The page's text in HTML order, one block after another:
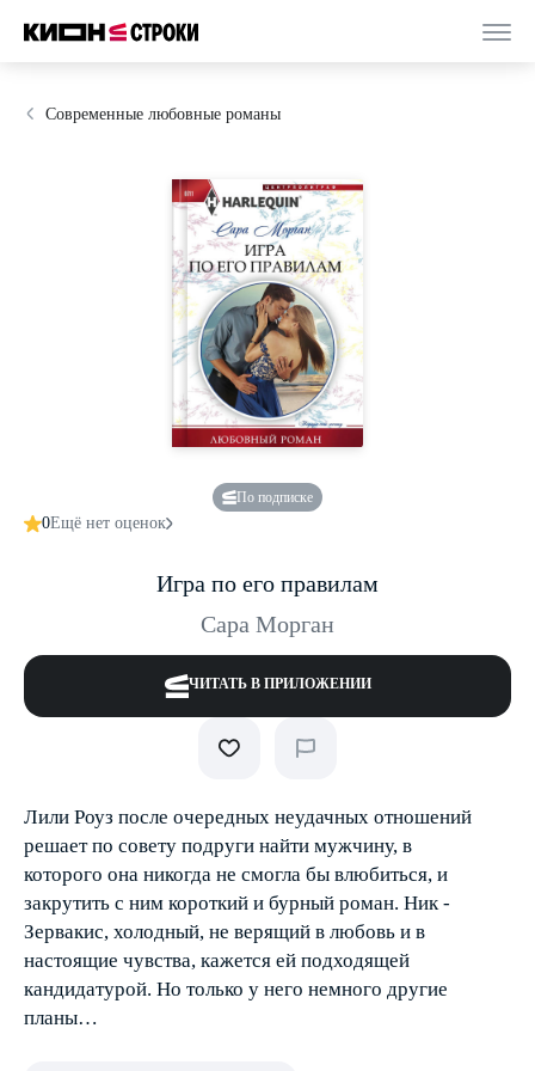
Современные любовные романы
По подписке
0Ещё нет оценок
Игра по его правилам
Сара Морган
ЧИТАТЬ В ПРИЛОЖЕНИИ
Лили Роуз после очередных неудачных отношений
решает по совету подруги найти мужчину, в
которого она никогда не смогла бы влюбиться, и
закрутить с ним короткий и бурный роман. Ник ­
Зервакис, холодный, не верящий в любовь и в
настоящие чувства, кажется ей подходящей
кандидатурой. Но только у него немного другие
планы…